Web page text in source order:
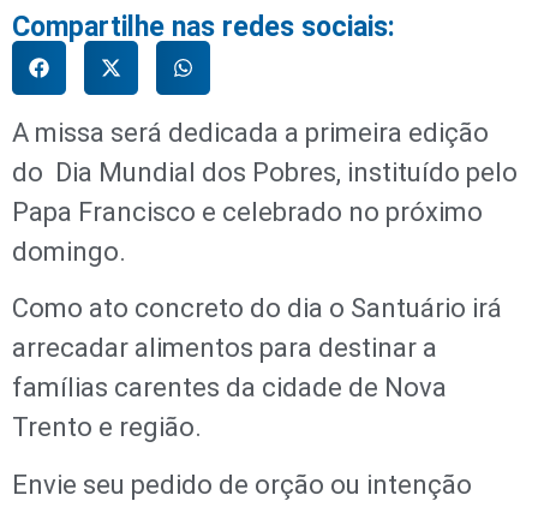
Compartilhe nas redes sociais:
A missa será dedicada a primeira edição
do Dia Mundial dos Pobres, instituído pelo
Papa Francisco e celebrado no próximo
domingo.
Como ato concreto do dia o Santuário irá
arrecadar alimentos para destinar a
famílias carentes da cidade de Nova
Trento e região.
Envie seu pedido de orção ou intenção